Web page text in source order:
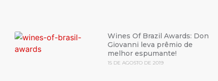
Wines Of Brazil Awards: Don
Giovanni leva prêmio de
melhor espumante!
15 DE AGOSTO DE 2019